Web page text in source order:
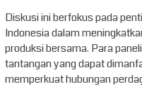
Diskusi ini berfokus pada
Indonesia dalam
produksi bersama. Para
tantangan yang dapat
memperkuat hubungan